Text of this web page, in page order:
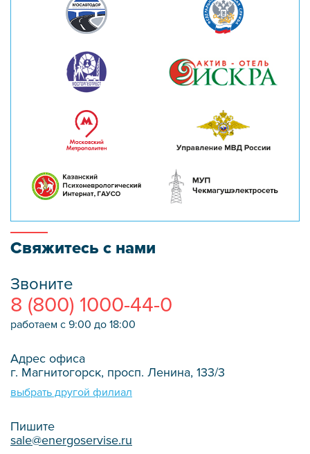
Свяжитесь с нами
Звоните
8 (800) 1000-44-0
работаем с 9:00 до 18:00
Адрес офиса
г. Магнитогорск, просп. Ленина, 133/3
выбрать другой филиал
Пишите
sale@energoservise.ru